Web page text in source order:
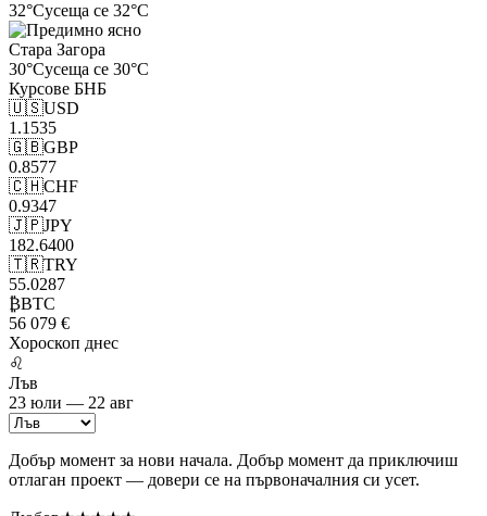
32°Cусеща се 32°C
Стара Загора
30°Cусеща се 30°C
Курсове БНБ
🇺🇸USD
1.1535
🇬🇧GBP
0.8577
🇨🇭CHF
0.9347
🇯🇵JPY
182.6400
🇹🇷TRY
55.0287
₿BTC
56 079 €
Хороскоп днес
♌
Лъв
23 юли — 22 авг
Добър момент за нови начала. Добър момент да приключиш
отлаган проект — довери се на първоначалния си усет.